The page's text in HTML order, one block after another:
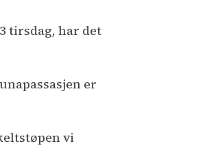
tirsdag, har det
er
vi